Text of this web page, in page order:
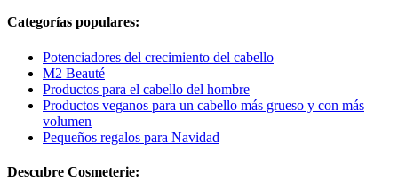
Categorías populares:
Potenciadores del crecimiento del cabello
M2 Beauté
Productos para el cabello del hombre
Productos veganos para un cabello más grueso y con más
volumen
Pequeños regalos para Navidad
Descubre Cosmeterie: